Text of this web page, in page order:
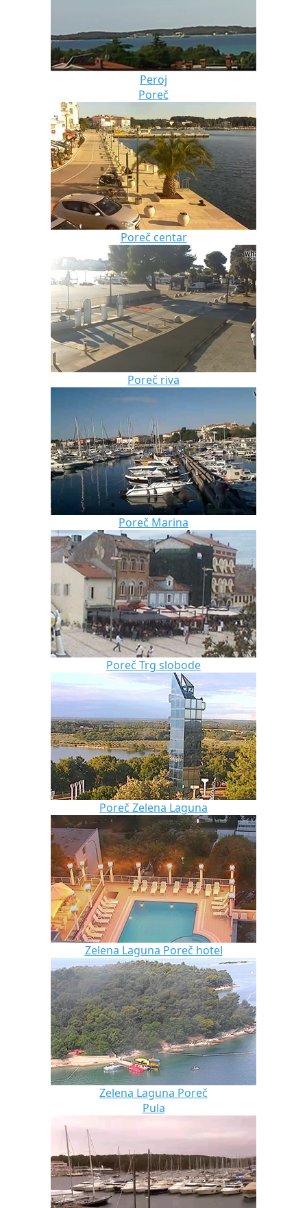
Peroj
Poreč
Poreč centar
Poreč riva
Poreč Marina
Poreč Trg slobode
Poreč Zelena Laguna
Zelena Laguna Poreč hotel
Zelena Laguna Poreč
Pula